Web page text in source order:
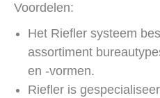
Voordelen:
Het Riefler systeem
assortiment
en -vormen.
Riefler is